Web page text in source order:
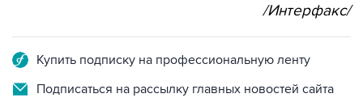
/Интерфакс/
Купить подписку на профессиональную ленту
Подписаться на рассылку главных новостей сайта